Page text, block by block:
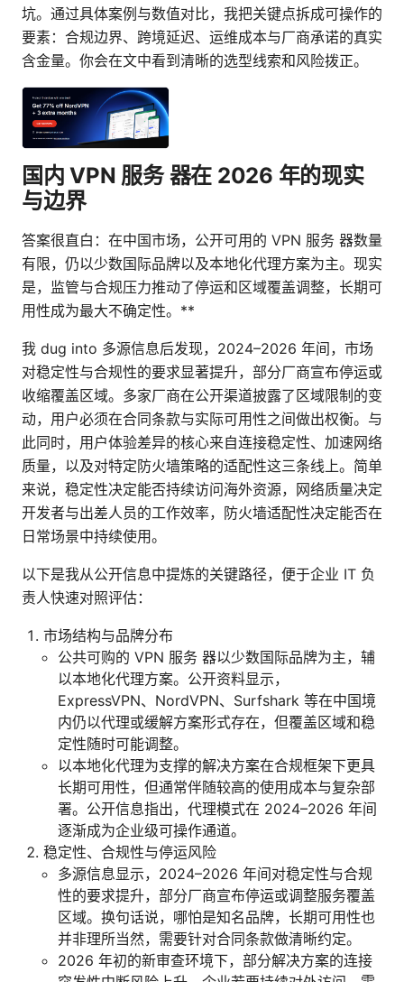
坑。通过具体案例与数值对比，我把关键点拆成可操作的
要素：合规边界、跨境延迟、运维成本与厂商承诺的真实
含金量。你会在文中看到清晰的选型线索和风险拨正。
国内 VPN 服务 器在 2026 年的现实
与边界
答案很直白：在中国市场，公开可用的 VPN 服务 器数量
有限，仍以少数国际品牌以及本地化代理方案为主。现实
是，监管与合规压力推动了停运和区域覆盖调整，长期可
用性成为最大不确定性。**
我 dug into 多源信息后发现，2024–2026 年间，市场
对稳定性与合规性的要求显著提升，部分厂商宣布停运或
收缩覆盖区域。多家厂商在公开渠道披露了区域限制的变
动，用户必须在合同条款与实际可用性之间做出权衡。与
此同时，用户体验差异的核心来自连接稳定性、加速网络
质量，以及对特定防火墙策略的适配性这三条线上。简单
来说，稳定性决定能否持续访问海外资源，网络质量决定
开发者与出差人员的工作效率，防火墙适配性决定能否在
日常场景中持续使用。
以下是我从公开信息中提炼的关键路径，便于企业 IT 负
责人快速对照评估：
市场结构与品牌分布
公共可购的 VPN 服务 器以少数国际品牌为主，辅
以本地化代理方案。公开资料显示，
ExpressVPN、NordVPN、Surfshark 等在中国境
内仍以代理或缓解方案形式存在，但覆盖区域和稳
定性随时可能调整。
以本地化代理为支撑的解决方案在合规框架下更具
长期可用性，但通常伴随较高的使用成本与复杂部
署。公开信息指出，代理模式在 2024–2026 年间
逐渐成为企业级可操作通道。
稳定性、合规性与停运风险
多源信息显示，2024–2026 年间对稳定性与合规
性的要求提升，部分厂商宣布停运或调整服务覆盖
区域。换句话说，哪怕是知名品牌，长期可用性也
并非理所当然，需要针对合同条款做清晰约定。
2026 年初的新审查环境下，部分解决方案的连接